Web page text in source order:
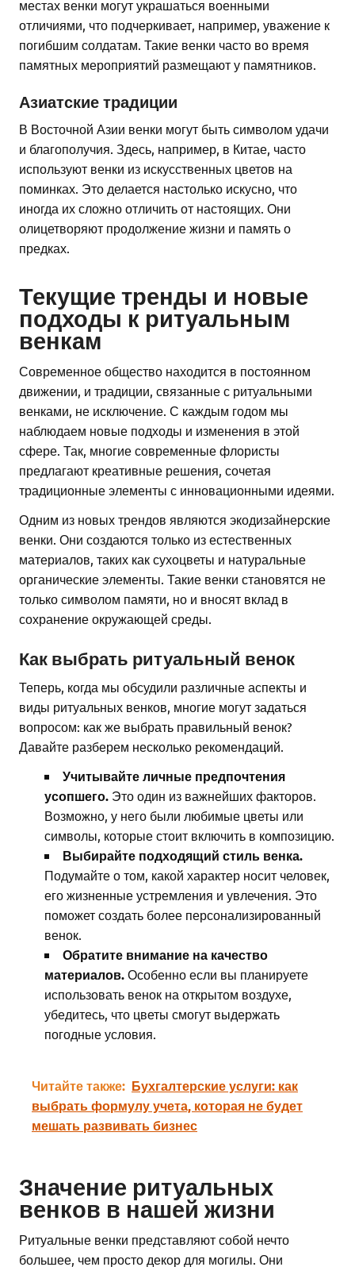
местах венки могут украшаться военными
отличиями, что подчеркивает, например, уважение к
погибшим солдатам. Такие венки часто во время
памятных мероприятий размещают у памятников.
Азиатские традиции
В Восточной Азии венки могут быть символом удачи
и благополучия. Здесь, например, в Китае, часто
используют венки из искусственных цветов на
поминках. Это делается настолько искусно, что
иногда их сложно отличить от настоящих. Они
олицетворяют продолжение жизни и память о
предках.
Текущие тренды и новые
подходы к ритуальным
венкам
Современное общество находится в постоянном
движении, и традиции, связанные с ритуальными
венками, не исключение. С каждым годом мы
наблюдаем новые подходы и изменения в этой
сфере. Так, многие современные флористы
предлагают креативные решения, сочетая
традиционные элементы с инновационными идеями.
Одним из новых трендов являются экодизайнерские
венки. Они создаются только из естественных
материалов, таких как сухоцветы и натуральные
органические элементы. Такие венки становятся не
только символом памяти, но и вносят вклад в
сохранение окружающей среды.
Как выбрать ритуальный венок
Теперь, когда мы обсудили различные аспекты и
виды ритуальных венков, многие могут задаться
вопросом: как же выбрать правильный венок?
Давайте разберем несколько рекомендаций.
Учитывайте личные предпочтения
усопшего. Это один из важнейших факторов.
Возможно, у него были любимые цветы или
символы, которые стоит включить в композицию.
Выбирайте подходящий стиль венка.
Подумайте о том, какой характер носит человек,
его жизненные устремления и увлечения. Это
поможет создать более персонализированный
венок.
Обратите внимание на качество
материалов. Особенно если вы планируете
использовать венок на открытом воздухе,
убедитесь, что цветы смогут выдержать
погодные условия.
Читайте также: Бухгалтерские услуги: как
выбрать формулу учета, которая не будет
мешать развивать бизнес
Значение ритуальных
венков в нашей жизни
Ритуальные венки представляют собой нечто
большее, чем просто декор для могилы. Они